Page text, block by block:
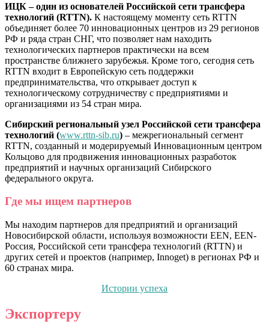
ИЦК – один из основателей Российской сети трансфера
технологий (RTTN). К настоящему моменту сеть RTTN
объединяет более 70 инновационных центров из 29 регионов
РФ и ряда стран СНГ, что позволяет нам находить
технологических партнеров практически на всем
пространстве ближнего зарубежья. Кроме того, сегодня сеть
RTTN входит в Европейскую сеть поддержки
предпринимательства, что открывает доступ к
технологическому сотрудничеству с предприятиями и
организациями из 54 стран мира.
Сибирский региональный узел Российской сети трансфера
технологий (www.rttn-sib.ru) – межрегиональный сегмент
RTTN, созданный и модерируемый Инновационным центром
Кольцово для продвижения инновационных разработок
предприятий и научных организаций Сибирского
федерального округа.
Где мы ищем партнеров
Мы находим партнеров для предприятий и организаций
Новосибирской области, используя возможности EEN, EEN-
Россия, Российской сети трансфера технологий (RTTN) и
других сетей и проектов (например, Innoget) в регионах РФ и
60 странах мира.
Истории успеха
Экспортеру